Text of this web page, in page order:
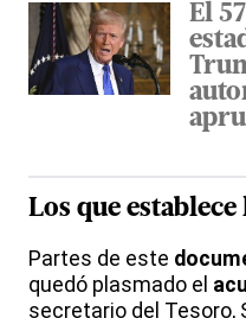
El
Los que establece
Partes de este
quedó plasmado el
secretario del Tesoro,